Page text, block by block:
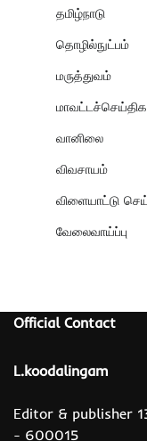
தமிழ்நாடு
தொழில்நுட்பம்
மருத்துவம்
வானிலை
விவசாயம்
விளையாட்டு
வேலைவாய்ப்பு
Official Contact
L.koodalingam
Editor & publisher
- 600015